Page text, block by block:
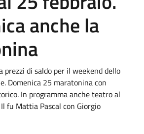
anche la
prezzi di saldo per il weekend dello
Domenica 25 maratonina con
In programma anche teatro al
fu Mattia Pascal con Giorgio